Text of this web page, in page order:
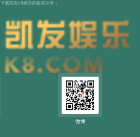
下载凯发k8娱乐的版权所有：
微博